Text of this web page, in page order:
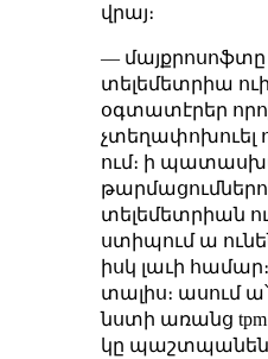
վրայ։
— մայքրոսոֆտը
տելեմետրիա
օգտատէրեր
չտեղափոխուել
ում։ ի
տելեմետրիան
ստիպում ա
իսկ լաւի
տալիս։ ասում ա՝
նստի առանց tpm
կը պաշտպանեն